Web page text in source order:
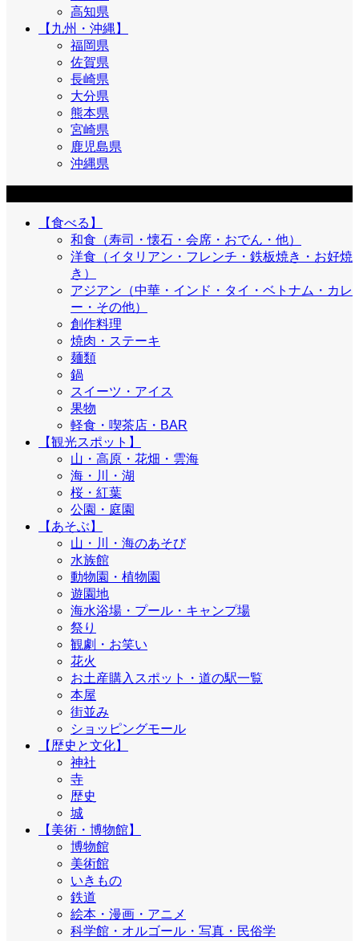
高知県
【九州・沖縄】
福岡県
佐賀県
長崎県
大分県
熊本県
宮崎県
鹿児島県
沖縄県
【食べる】
和食（寿司・懐石・会席・おでん・他）
洋食（イタリアン・フレンチ・鉄板焼き・お好焼
き）
アジアン（中華・インド・タイ・ベトナム・カレ
ー・その他）
創作料理
焼肉・ステーキ
麺類
鍋
スイーツ・アイス
果物
軽食・喫茶店・BAR
【観光スポット】
山・高原・花畑・雲海
海・川・湖
桜・紅葉
公園・庭園
【あそぶ】
山・川・海のあそび
水族館
動物園・植物園
遊園地
海水浴場・プール・キャンプ場
祭り
観劇・お笑い
花火
お土産購入スポット・道の駅一覧
本屋
街並み
ショッピングモール
【歴史と文化】
神社
寺
歴史
城
【美術・博物館】
博物館
美術館
いきもの
鉄道
絵本・漫画・アニメ
科学館・オルゴール・写真・民俗学